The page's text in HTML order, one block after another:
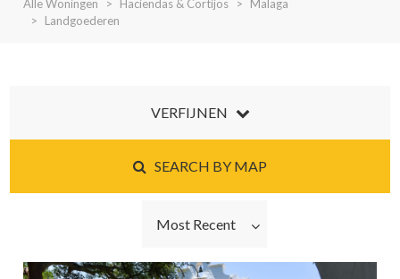
Alle Woningen Haciendas & Cortijos
Malaga
Landgoederen
Most Recent
VERFIJNEN
SEARCH BY MAP